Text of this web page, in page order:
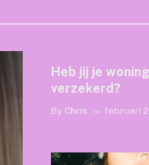
Heb jij je
verzekerd?
By Chris februari